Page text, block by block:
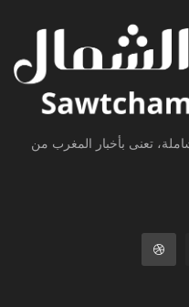
تعنى بأخبار المغرب من